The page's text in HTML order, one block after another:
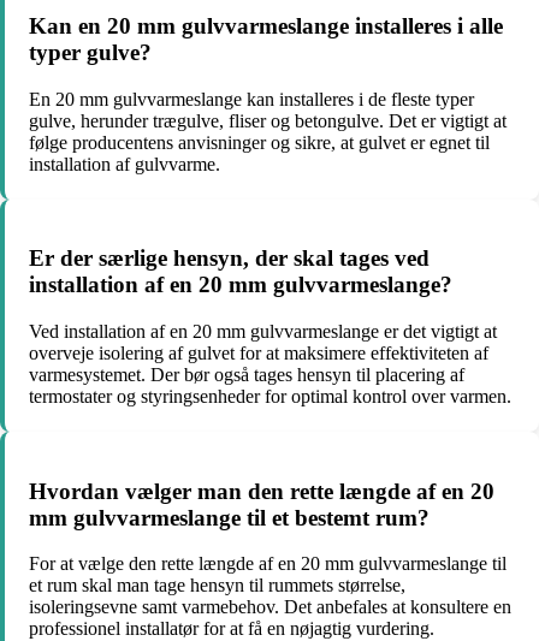
Kan en 20 mm gulvvarmeslange installeres i alle
typer gulve?
En 20 mm gulvvarmeslange kan installeres i de fleste typer
gulve, herunder trægulve, fliser og betongulve. Det er vigtigt at
følge producentens anvisninger og sikre, at gulvet er egnet til
installation af gulvvarme.
Er der særlige hensyn, der skal tages ved
installation af en 20 mm gulvvarmeslange?
Ved installation af en 20 mm gulvvarmeslange er det vigtigt at
overveje isolering af gulvet for at maksimere effektiviteten af
varmesystemet. Der bør også tages hensyn til placering af
termostater og styringsenheder for optimal kontrol over varmen.
Hvordan vælger man den rette længde af en 20
mm gulvvarmeslange til et bestemt rum?
For at vælge den rette længde af en 20 mm gulvvarmeslange til
et rum skal man tage hensyn til rummets størrelse,
isoleringsevne samt varmebehov. Det anbefales at konsultere en
professionel installatør for at få en nøjagtig vurdering.